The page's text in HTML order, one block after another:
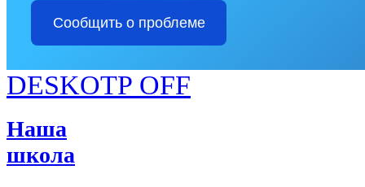
Сообщить о проблеме
DESKOTP OFF
Наша
школа